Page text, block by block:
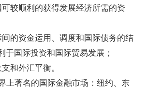
顺利的获得发展经济所需的资
资金运用、调度和国际债务的结
于国际投资和国际贸易发展；
和外汇平衡。
著名的国际金融市场：纽约、东